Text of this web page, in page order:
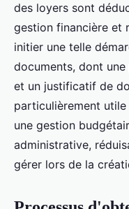
des loyers sont
gestion financière et
initier une telle
documents, dont
et un justificatif de
particulièrement
une gestion
administrative,
gérer lors de la